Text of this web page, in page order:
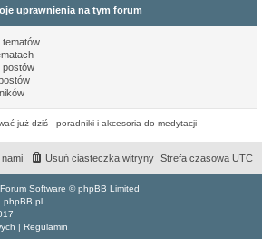
uprawnienia na tym forum
postów
Strefa czasowa UTC
Usuń ciasteczka witryny
nami
Software © phpBB Limited
phpBB.pl
Regulamin